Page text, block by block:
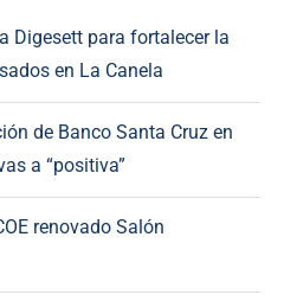
Digesett para fortalecer la
en La Canela
de Banco Santa Cruz en
a “positiva”
renovado Salón